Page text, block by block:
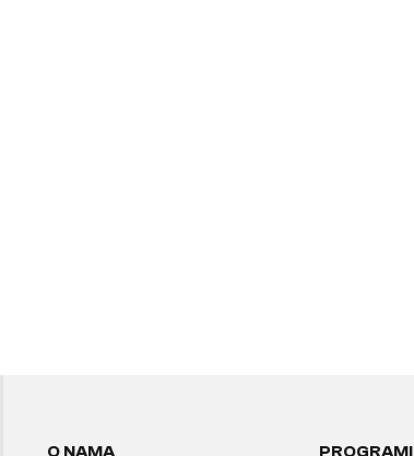
O NAMA PROGRAMI